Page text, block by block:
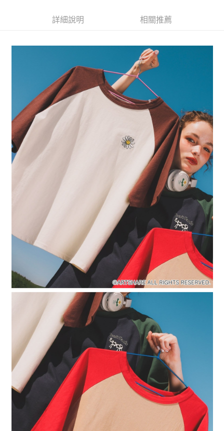
3.實際核准額度、可分期數及費用金額請依後續交易確認頁面所載為準。
4.訂單成立30分鐘內，如未前往確認交易或遇審核未通過，訂單將自動取
1.分期款項不併入電信帳單，「大哥付你分期」於每月結算日後寄送繳費提
2.透過簡訊連結打開帳單後，可選擇「超商條碼／台灣大直營門市／銀行轉
帳／街口支付／iPASS MONEY」等通路繳費。
【注意事項】
1.本服務係由「台灣大哥大股份有限公司」（以下簡稱本公司）所提供，讓
用戶於交易時，得透過本服務購買商品或服務，並由商店將買賣／分期付款
買賣價金債權讓與本公司後，依約使用本公司帳單繳交帳款。
2.基於同意付款使用「大哥付你分期」之契約關係目的，商店將以您的個人
資料（包含姓名、電話或地址）提供予台灣大哥大進項蒐集、處理及利用，
由本公司與您本人進行分期帳單所需資料之確認、核對及更正。
3.完整用戶服務條款，請詳閱以下連結：
https://oppay.tw/userRule
３．安心：先確認商品／服務後，再付款。
【「AFTEE先享後付」結帳流程】
１．於結帳方式選擇「AFTEE先享後付」後，將跳轉至「AFTEE先享後付」
結帳頁面，進行簡訊認證並確認金額後，即可完成結帳。
２．訂單成立數日內，您將收到繳費通知簡訊。
３．收到繳費通知簡訊後14天內，點擊此簡訊中的連結，可透過四大超商／
ATM／網路銀行／等多元方式進行付款，方視為交易完成。
※ 請注意：結帳手續完成當下不需立刻繳費，但若您需要取消訂單，請聯絡
購買商品的店家。未經商家同意取消之訂單仍視為有效，需透過AFTEE先享
後付繳納相關費用。
※ 交易是否成功請以「AFTEE先享後付 」之結帳頁面顯示為準，若有關於
是否繳費成功／繳費後需取消欲退款等相關疑問，請聯繫「AFTEE先享後付
客戶支援中心」
https://netprotections.freshdesk.com/support/home
１．透過由恩沛科技股份有限公司提供之「AFTEE先享後付」服務完成之交
易，需依本服務之必要範圍內提供個人資料，並將交易相關給付款項請求債
權轉讓予恩沛科技股份有限公司。
２．關於個人資料處理事宜，請瀏覽以下網址：
https://aftee.tw/terms/#terms3
３．未成年的使用者請事先徵得法定代理人或監護人之同意方可使用
「AFTEE先享後付」，若未經同意申辦者引起之損失，本公司不負相關責
４．使用「AFTEE先享後付」時，將依據個別帳號之用戶狀況，依本公司即
時審查核予不同之上限額度；若仍有額度不足之情形，本公司將視審查結果
請求用戶進行身份認證。
５．嚴禁一人註冊多個帳號或使用他人資訊註冊。若發現惡意使用之情形，
恩沛科技股份有限公司將有權停止該用戶之使用額度並採取法律行動。
每筆NT$80，滿NT$888(含以上)免運費
每筆NT$80，滿NT$888(含以上)免運費
7-11 取貨付款
每筆NT$80，滿NT$1,500(含以上)免運費
付款後 7-11取貨
每筆NT$80，滿NT$1,500(含以上)免運費
宅配
每筆NT$80，滿NT$1,500(含以上)免運費
詳細說明 相關推薦